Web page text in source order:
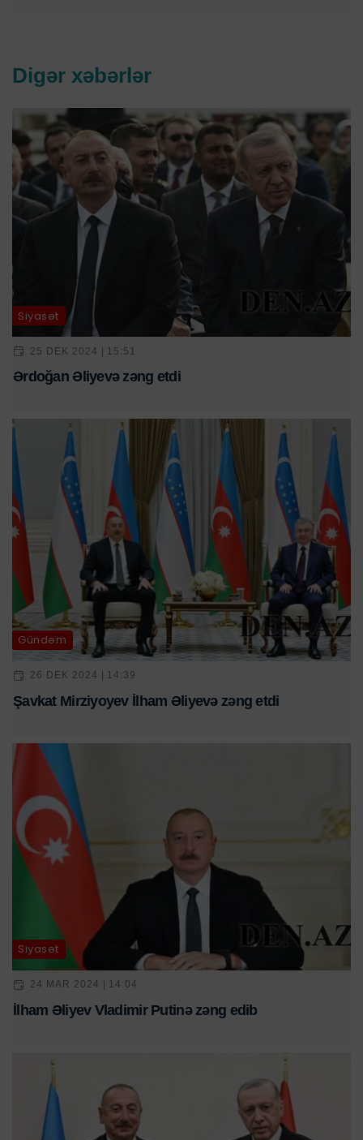
Digər xəbərlər
Siyasət
25 DEK 2024 | 15:51
Ərdoğan Əliyevə zəng etdi
Gündəm
26 DEK 2024 | 14:39
Şavkat Mirziyoyev İlham Əliyevə zəng etdi
Siyasət
24 MAR 2024 | 14:04
İlham Əliyev Vladimir Putinə zəng edib